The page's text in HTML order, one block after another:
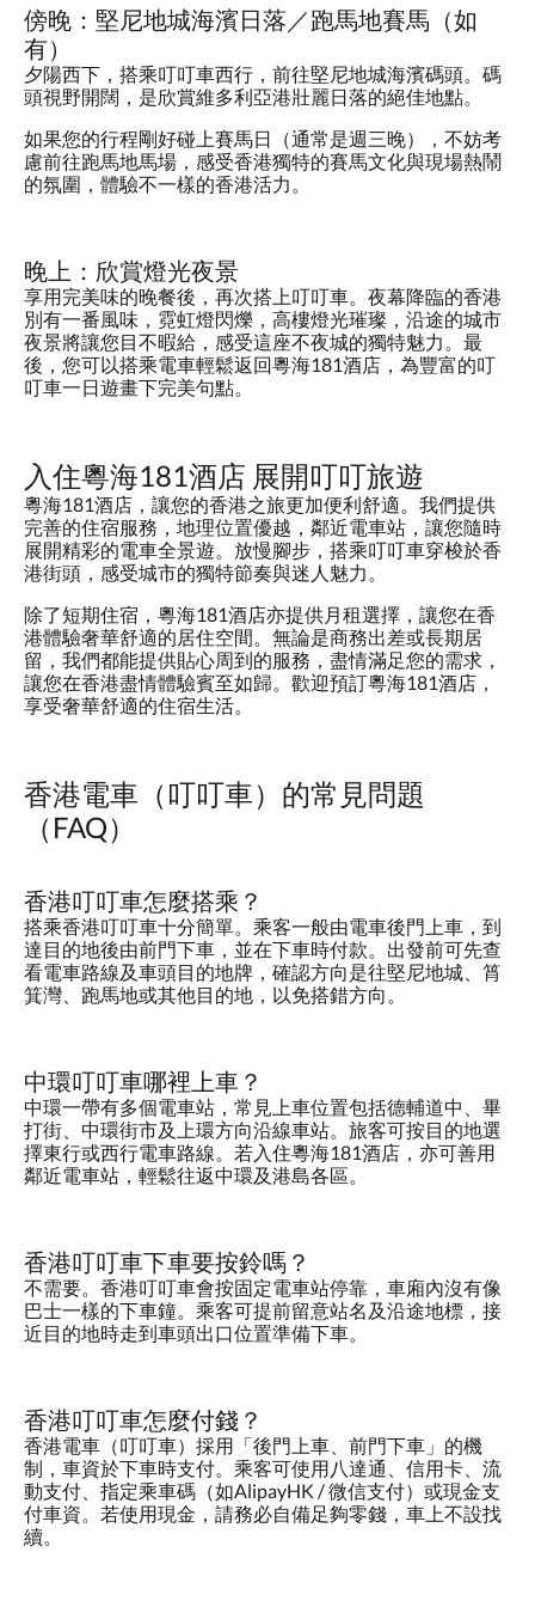
傍晚：堅尼地城海濱日落／跑馬地賽馬（如
有）
夕陽西下，搭乘叮叮車西行，前往堅尼地城海濱碼頭。碼
頭視野開闊，是欣賞維多利亞港壯麗日落的絕佳地點。
如果您的行程剛好碰上賽馬日（通常是週三晚），不妨考
慮前往跑馬地馬場，感受香港獨特的賽馬文化與現場熱鬧
的氛圍，體驗不一樣的香港活力。
晚上：欣賞燈光夜景
享用完美味的晚餐後，再次搭上叮叮車。夜幕降臨的香港
別有一番風味，霓虹燈閃爍，高樓燈光璀璨，沿途的城市
夜景將讓您目不暇給，感受這座不夜城的獨特魅力。最
後，您可以搭乘電車輕鬆返回粵海181酒店，為豐富的叮
叮車一日遊畫下完美句點。
入住粵海181酒店 展開叮叮旅遊
粵海181酒店，讓您的香港之旅更加便利舒適。我們提供
完善的住宿服務，地理位置優越，鄰近電車站，讓您隨時
展開精彩的電車全景遊。放慢腳步，搭乘叮叮車穿梭於香
港街頭，感受城市的獨特節奏與迷人魅力。
除了短期住宿，粵海181酒店亦提供月租選擇，讓您在香
港體驗奢華舒適的居住空間。無論是商務出差或長期居
留，我們都能提供貼心周到的服務，盡情滿足您的需求，
讓您在香港盡情體驗賓至如歸。歡迎預訂粵海181酒店，
享受奢華舒適的住宿生活。
香港電車（叮叮車）的常見問題
（FAQ）
香港叮叮車怎麼搭乘？
搭乘香港叮叮車十分簡單。乘客一般由電車後門上車，到
達目的地後由前門下車，並在下車時付款。出發前可先查
看電車路線及車頭目的地牌，確認方向是往堅尼地城、筲
箕灣、跑馬地或其他目的地，以免搭錯方向。
中環叮叮車哪裡上車？
中環一帶有多個電車站，常見上車位置包括德輔道中、畢
打街、中環街市及上環方向沿線車站。旅客可按目的地選
擇東行或西行電車路線。若入住粵海181酒店，亦可善用
鄰近電車站，輕鬆往返中環及港島各區。
香港叮叮車下車要按鈴嗎？
不需要。香港叮叮車會按固定電車站停靠，車廂內沒有像
巴士一樣的下車鐘。乘客可提前留意站名及沿途地標，接
近目的地時走到車頭出口位置準備下車。
香港叮叮車怎麼付錢？
香港電車（叮叮車）採用「後門上車、前門下車」的機
制，車資於下車時支付。乘客可使用八達通、信用卡、流
動支付、指定乘車碼（如AlipayHK / 微信支付）或現金支
付車資。若使用現金，請務必自備足夠零錢，車上不設找
續。